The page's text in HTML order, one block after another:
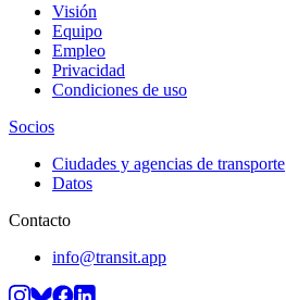
Visión
Equipo
Empleo
Privacidad
Condiciones de uso
Socios
Ciudades y agencias de transporte
Datos
Contacto
info@transit.app